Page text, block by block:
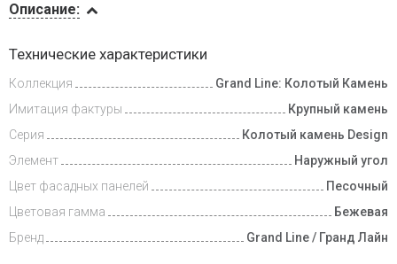
и оплата
Описание:
Технические характеристики
Коллекция
Grand Line: Колотый Камень
Имитация фактуры
Крупный камень
Серия
Колотый камень Design
Элемент
Наружный угол
Цвет фасадных панелей
Песочный
Цветовая гамма
Бежевая
Бренд
Grand Line / Гранд Лайн